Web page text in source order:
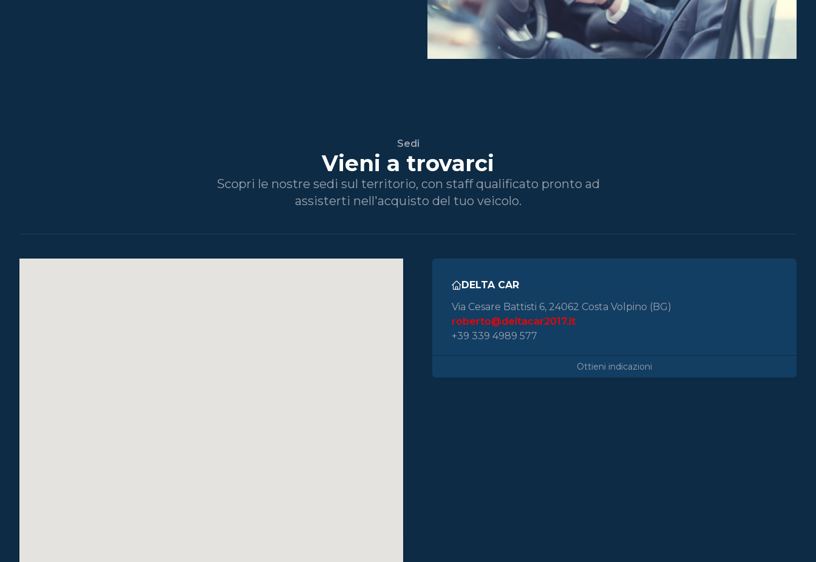
Sedi
Vieni a trovarci
Scopri le nostre sedi sul territorio, con staff qualificato pronto ad
assisterti nell'acquisto del tuo veicolo.
DELTA CAR
Via Cesare Battisti 6, 24062 Costa Volpino (BG)
roberto@deltacar2017.it
+39 339 4989 577
Ottieni indicazioni